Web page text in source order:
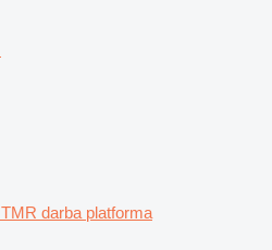
TMR darba platforma